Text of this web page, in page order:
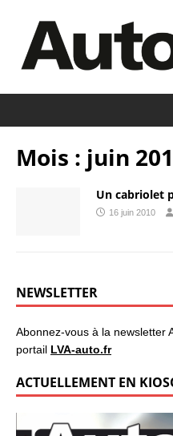
Mois : juin
Un cabriolet
16 juin 2010
NEWSLETTER
Abonnez-vous à la newsletter
portail LVA-auto.fr
ACTUELLEMENT EN